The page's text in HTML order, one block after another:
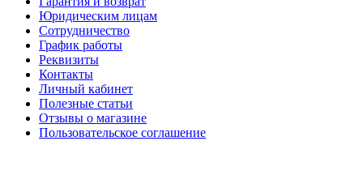
Юридическим лицам
Сотрудничество
График работы
Реквизиты
Контакты
Личный кабинет
Полезные статьи
Отзывы о магазине
Пользовательское соглашение